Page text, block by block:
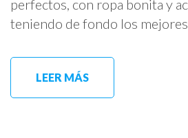
perfectos, con ropa bonita y
teniendo de fondo los
LEER MÁS